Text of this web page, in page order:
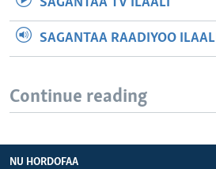
SAGANTAA RAADIYOO ILAALI
Continue reading
NU HORDOFAA